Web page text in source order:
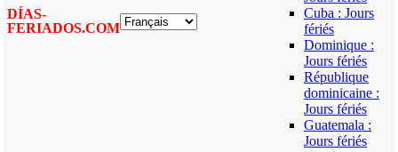
DÍAS-
FERIADOS.COM
Cuba : Jours
fériés
Dominique :
Jours fériés
République
dominicaine :
Jours fériés
Guatemala :
Jours fériés